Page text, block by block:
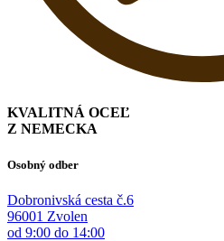
KVALITNÁ OCEĽ
Z NEMECKA
Osobný odber
Dobronivská cesta č.6
96001 Zvolen
od 9:00 do 14:00